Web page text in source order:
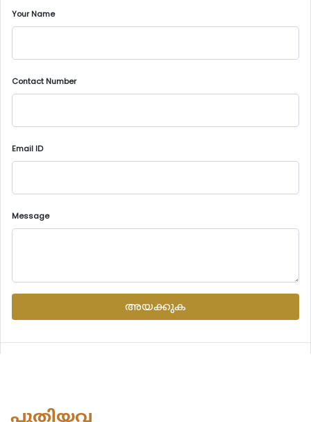
Your Name
Contact Number
Email ID
Message
അയക്കുക
പുതിയവ